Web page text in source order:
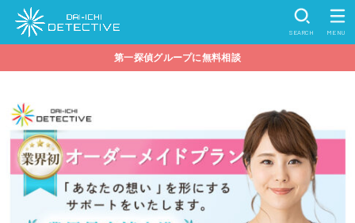
SEARCH MENU
第一探偵グループに無料相談